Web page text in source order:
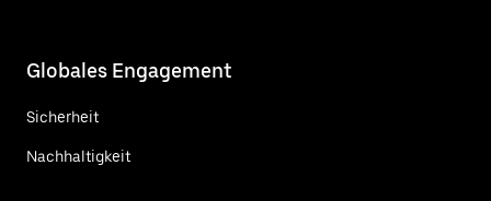
Globales Engagement
Sicherheit
Nachhaltigkeit